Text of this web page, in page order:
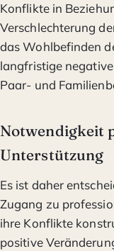
Konflikte in
Verschlechterung
das Wohlbefinden
langfristige
Paar- und
Notwendigkeit
Unterstützung
Es ist daher
Zugang zu
ihre Konflikte
positive